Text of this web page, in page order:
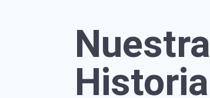
Nuestra
Historia